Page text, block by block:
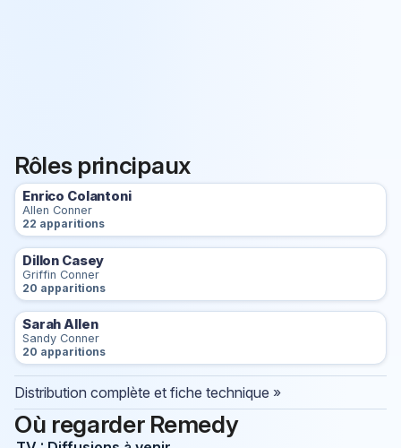
Rôles principaux
Enrico Colantoni
Allen Conner
22 apparitions
Dillon Casey
Griffin Conner
20 apparitions
Sarah Allen
Sandy Conner
20 apparitions
Distribution complète et fiche technique »
Où regarder Remedy